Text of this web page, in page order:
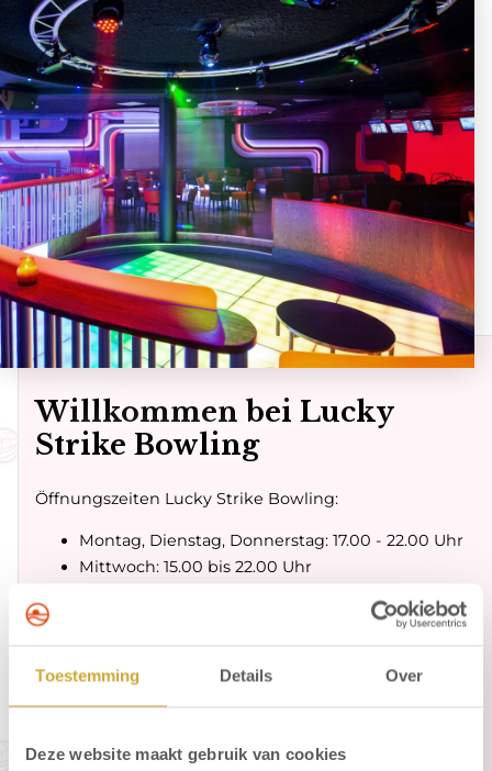
Toestemming Details Over
Deze website maakt gebruik van cookies
Route
Willkommen bei Lucky
Strike Bowling
Öffnungszeiten Lucky Strike Bowling:
Montag, Dienstag, Donnerstag: 17.00 - 22.00 Uhr
Mittwoch: 15.00 bis 22.00 Uhr
Bitte beachten Sie, dass die letzten Startzeiten eine
Gäste des Hotel Zuiderduin erhalten 5,00 €